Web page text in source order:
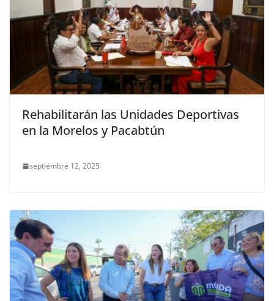
Rehabilitarán las Unidades Deportivas
en la Morelos y Pacabtún
septiembre 12, 2025